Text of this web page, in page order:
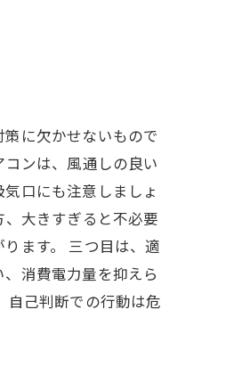
に欠かせないもので
ンは、風通しの良い
口にも注意しましょ
大きすぎると不必要
ます。 三つ目は、適
消費電力量を抑えら
自己判断での行動は危